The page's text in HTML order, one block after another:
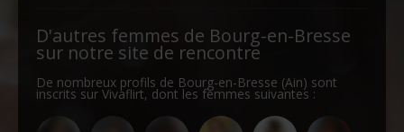
D'autres femmes de Bourg-en-Bresse
sur notre site de rencontre
De nombreux profils de Bourg-en-Bresse (Ain) sont
inscrits sur Vivaflirt, dont les femmes suivantes :